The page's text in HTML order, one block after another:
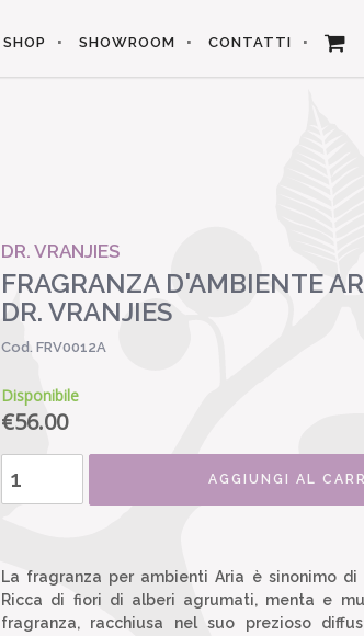
SHOP SHOWROOM CONTATTI
DR. VRANJIES
FRAGRANZA D'AMBIENTE
DR. VRANJIES
Cod. FRV0012A
Disponibile
€56.00
AGGIUNGI AL
La fragranza per ambienti Aria è sinonimo
Ricca di fiori di alberi agrumati, menta e
fragranza, racchiusa nel suo prezioso